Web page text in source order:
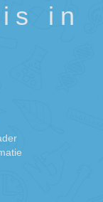
in